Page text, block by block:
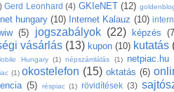
Gerd Leonhard (4) GKIeNET (12)
hungary (10) Internet Kalauz (10)
(5) jogszabályok (22) képzés
vásárlás (13) kupon (10) kutatás
Hungary (1) népszámlálás (1) netpiac.hu
(1) okostelefon (15) oktatás (6)
(5) réspiac (1) rövidítések (3)